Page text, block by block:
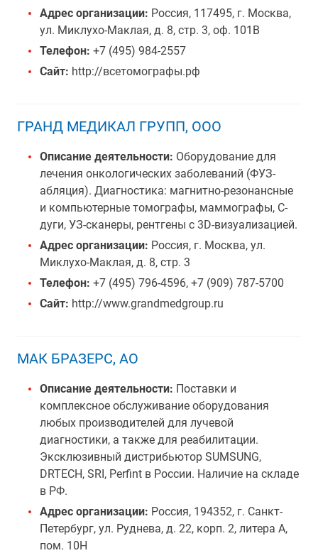
Адрес организации: Россия, 117495, г. Москва,
ул. Миклухо-Маклая, д. 8, стр. 3, оф. 101В
Телефон: +7 (495) 984-2557
Сайт: http://всетомографы.рф
ГРАНД МЕДИКАЛ ГРУПП, ООО
Описание деятельности: Оборудование для
лечения онкологических заболеваний (ФУЗ-
абляция). Диагностика: магнитно-резонансные
и компьютерные томографы, маммографы, С-
дуги, УЗ-сканеры, рентгены с 3D-визуализацией.
Адрес организации: Россия, г. Москва, ул.
Миклухо-Маклая, д. 8, стр. 3
Телефон: +7 (495) 796-4596, +7 (909) 787-5700
Сайт: http://www.grandmedgroup.ru
МАК БРАЗЕРС, АО
Описание деятельности: Поставки и
комплексное обслуживание оборудования
любых производителей для лучевой
диагностики, а также для реабилитации.
Эксклюзивный дистрибьютор SUMSUNG,
DRTECH, SRI, Perfint в России. Наличие на складе
в РФ.
Адрес организации: Россия, 194352, г. Санкт-
Петербург, ул. Руднева, д. 22, корп. 2, литера А,
пом. 10Н